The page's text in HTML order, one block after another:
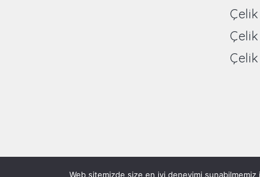
Web sitemizde size en iyi deneyimi